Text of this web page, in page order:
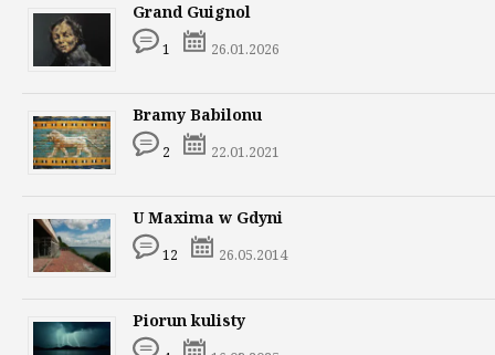
Grand Guignol
1 26.01.2026
Bramy Babilonu
2 22.01.2021
U Maxima w Gdyni
12 26.05.2014
Piorun kulisty